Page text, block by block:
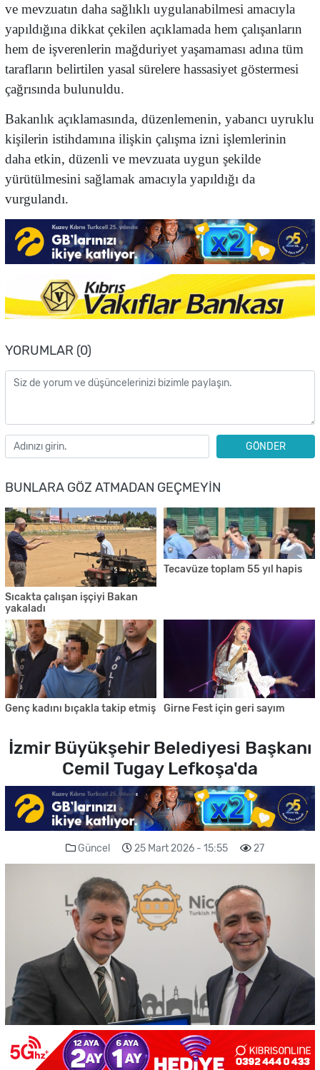
ve mevzuatın daha sağlıklı uygulanabilmesi amacıyla
yapıldığına dikkat çekilen açıklamada hem çalışanların
hem de işverenlerin mağduriyet yaşamaması adına tüm
tarafların belirtilen yasal sürelere hassasiyet göstermesi
çağrısında bulunuldu.
Bakanlık açıklamasında, düzenlemenin, yabancı uyruklu
kişilerin istihdamına ilişkin çalışma izni işlemlerinin
daha etkin, düzenli ve mevzuata uygun şekilde
yürütülmesini sağlamak amacıyla yapıldığı da
vurgulandı.
YORUMLAR (0)
GÖNDER
BUNLARA GÖZ ATMADAN GEÇMEYIN
Sıcakta çalışan işçiyi Bakan
yakaladı
Tecavüze toplam 55 yıl hapis
Genç kadını bıçakla takip etmiş Girne Fest için geri sayım
İzmir Büyükşehir Belediyesi Başkanı
Cemil Tugay Lefkoşa'da
Güncel 25 Mart 2026 - 15:55 27